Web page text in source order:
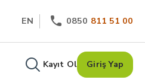
EN 0850 811 51 00
Kayıt Ol Giriş Yap